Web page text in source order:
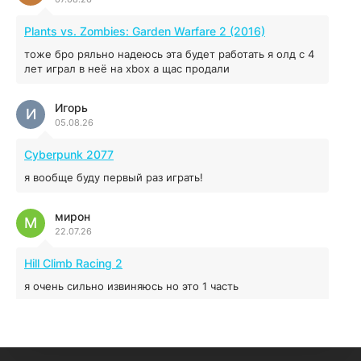
MAFIA: THE OLD COUNTRY
44.98 ГБ 2025
04.12.2025
Red Chaos - The Strict Order
04.12.2025
16.95 ГБ
04.12.2025
Plants vs. Zombies: Garden Warfare 2 (2016)
тоже бро ряльно надеюсь эта будет работать я олд с 4
лет играл в неё на xbox а щас продали
Игорь
05.08.26
И
Cyberpunk 2077
я вообще буду первый раз играть!
мирон
22.07.26
М
Hill Climb Racing 2
я очень сильно извиняюсь но это 1 часть